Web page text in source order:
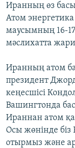
Иранның өз
Атом
маусымның 16-
мәслихатта
Иранның атом
президент
кеңесшісі
Вашингтонда
Ираннан атом
Осы жөнінде біз
отырмыз және